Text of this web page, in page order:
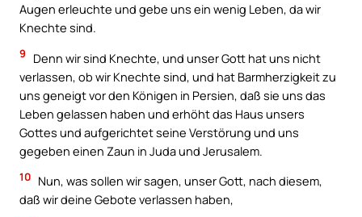
Augen erleuchte und gebe uns ein wenig Leben, da wir
Knechte sind.
9
Denn wir sind Knechte, und unser Gott hat uns nicht
verlassen, ob wir Knechte sind, und hat Barmherzigkeit zu
uns geneigt vor den Königen in Persien, daß sie uns das
Leben gelassen haben und erhöht das Haus unsers
Gottes und aufgerichtet seine Verstörung und uns
gegeben einen Zaun in Juda und Jerusalem.
10 Nun, was sollen wir sagen, unser Gott, nach diesem,
daß wir deine Gebote verlassen haben,